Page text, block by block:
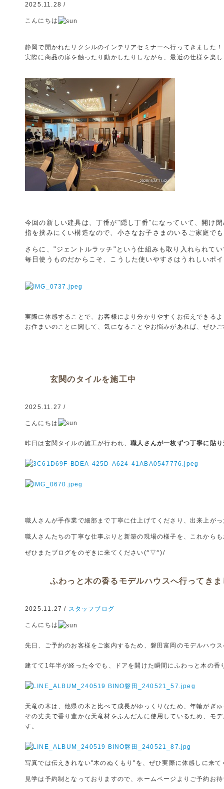
2025.11.28 /
こんにちは
静岡で開かれたリクシルのインテリアセミナーへ行ってきました！
実際に商品の扉を触ったり動かしたりしながら、最近の仕様を楽
今回の新しい建具は、丁番が"隠し丁番"になっていて、開け
指を挟みにくい構造なので、小さなお子さまのいるご家庭で
さらに、"ジェントルラッチ"という仕組みも取り入れられて
毎日使うものだからこそ、こうした使いやすさはうれしいポ
実際に体感することで、お客様により分かりやすくお伝えできる
お住まいのことに関して、気になることやお悩みがあれば、ぜひ
玄関のタイルを施工中
2025.11.27 /
こんにちは
昨日は玄関タイルの施工が行われ、職人さんが一枚ずつ丁寧に貼
職人さんが手作業で細部まで丁寧に仕上げてくださり、出来上が
職人さんたちの丁寧な仕事ぶりと新築の現場の様子を、これから
ぜひまたブログをのぞきに来てください(^▽^)/
ふわっと木の香るモデルハウスへ行ってきま
2025.11.27 / スタッフブログ
こんにちは
先日、ご予約のお客様をご案内するため、磐田富岡のモデルハウ
建てて1年半が経った今でも、ドアを開けた瞬間にふわっと木の
天竜の木は、他県の木と比べて成長がゆっくりなため、年輪がぎ
その丈夫で香り豊かな天竜材をふんだんに使用しているため、モ
す。
写真では伝えきれない"木のぬくもり"を、ぜひ実際に体感しに来て
見学は予約制となっておりますので、ホームページよりご予約お